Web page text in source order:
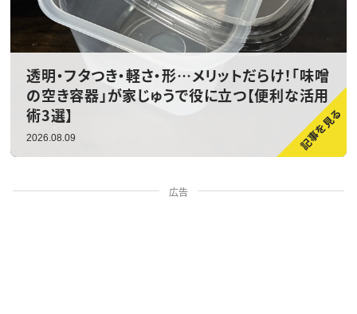
透明・フタつき・軽さ・形…メリットだらけ！「味噌
の空き容器」が家じゅうで役に立つ【便利な活用
術3選】
2026.08.09
広告